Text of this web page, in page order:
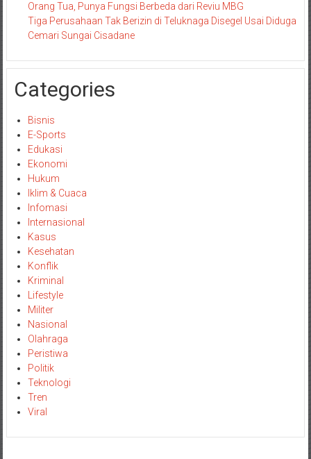
Orang Tua, Punya Fungsi Berbeda dari Reviu MBG
Tiga Perusahaan Tak Berizin di Teluknaga Disegel Usai Diduga
Cemari Sungai Cisadane
Categories
Bisnis
E-Sports
Edukasi
Ekonomi
Hukum
Iklim & Cuaca
Infomasi
Internasional
Kasus
Kesehatan
Konflik
Kriminal
Lifestyle
Militer
Nasional
Olahraga
Peristiwa
Politik
Teknologi
Tren
Viral